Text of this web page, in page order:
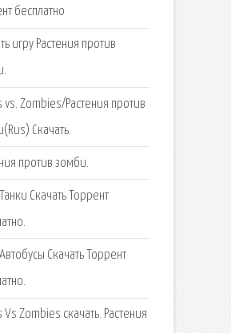
бесплатно
игру Растения против
vs. Zombies/Растения против
Скачать.
против зомби.
Скачать Торрент
Скачать Торрент
Vs Zombies скачать. Растения